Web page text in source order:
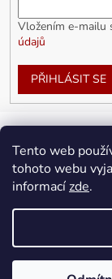
Tento web
tohoto webu
informacízde.
Vložením e-mailu
údajů
PŘIHLÁSIT SE